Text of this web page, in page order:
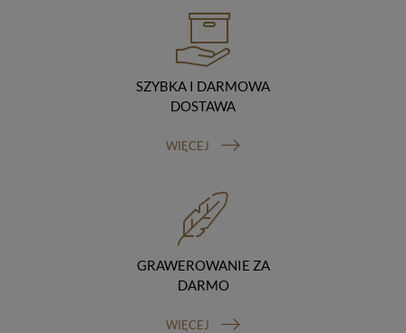
poleceniami. Przekazujemy Twoje dane poza teren
Polski/UE/Europejskiego Obszaru Gospodarczego.
Okres przechowywania danych
Twoje dane przechowujemy do czasu posiadania
udzielonej przez Ciebie zgody.
otrzymania ich kopii, prawo do sprostowania
(poprawiania) swoich danych, prawo do usunięcia
abyśmy przetwarzali Twoje dane, możesz zażądać,
abyśmy je usunęli), prawo do ograniczenia
przetwarzania danych (możesz zażądać, abyśmy
ograniczyli przetwarzanie Twoich danych osobowych
wyłącznie do ich przechowywania lub wykonywania
mamy nieprawidłowe dane na Twój temat lub
sprzeciwu wobec przetwarzania danych, prawo do
SZYBKA I DARMOWA
DOSTAWA
WIĘCEJ
GRAWEROWANIE ZA
DARMO
WIĘCEJ